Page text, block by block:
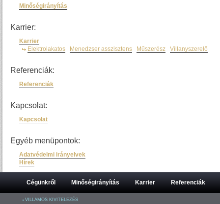
Minőségirányítás
Karrier:
Karrier
Elektrolakatos
Menedzser asszisztens Műszerész Villanyszerelő
Referenciák:
Referenciák
Kapcsolat:
Kapcsolat
Egyéb menüpontok:
Adatvédelmi irányelvek
Hírek
Cégünkről Minőségirányítás Karrier Referenciák
VILLAMOS KIVITELEZÉS